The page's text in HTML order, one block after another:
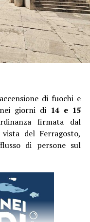
qualcuno abbia
nonostante il
affollato proprio
di fuochi e
giorni di 14 e 15
firmata dal
del Ferragosto,
di persone sul